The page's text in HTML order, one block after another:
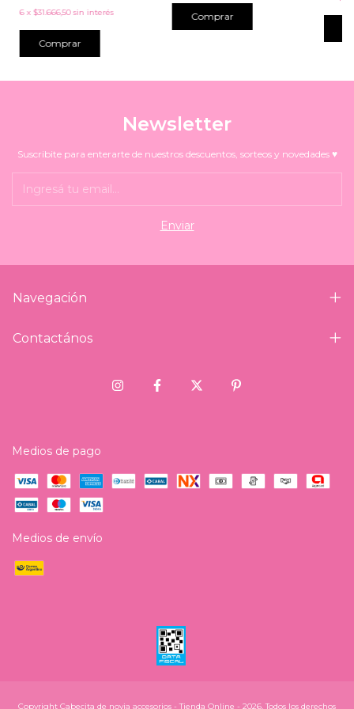
6 x $31.666,50 sin interés
Comprar
Newsletter
Suscribite para enterarte de nuestros descuentos, sorteos y novedades ♥
Navegación
Contactános
Medios de pago
Medios de envío
Copyright Cabecita de novia accesorios - Tienda Online - 2026. Todos los derechos